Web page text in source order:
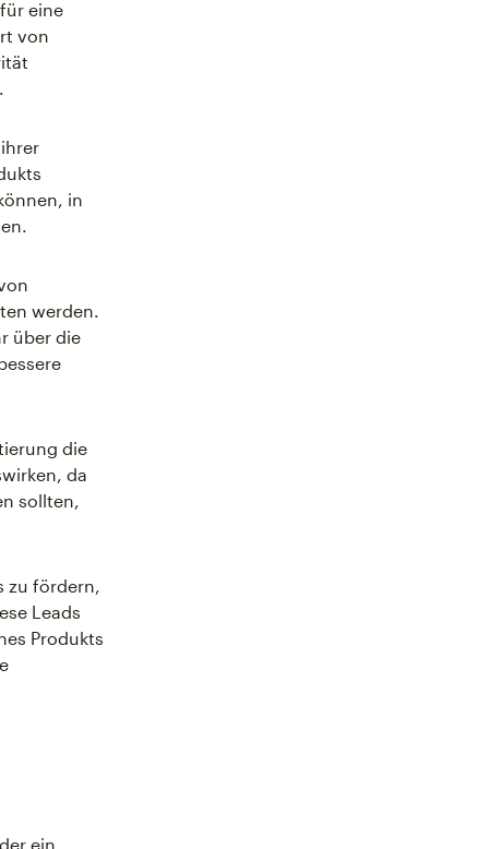
eine
von
in
werden.
über die
die
da
sollten,
zu fördern,
Leads
Produkts
ein